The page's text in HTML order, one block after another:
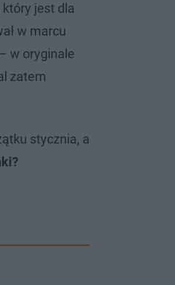
jest dla
w marcu
w oryginale
zatem
stycznia, a